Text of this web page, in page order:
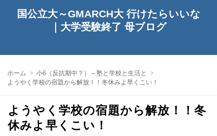
国公立大～GMARCH大 行けたらいいな
｜大学受験終了 母ブログ
ホーム
小6（反抗期中？）～塾と学校と生活と
ようやく学校の宿題から解放！！冬休みよ早くこい！
ようやく学校の宿題から解放！！冬
休みよ早くこい！